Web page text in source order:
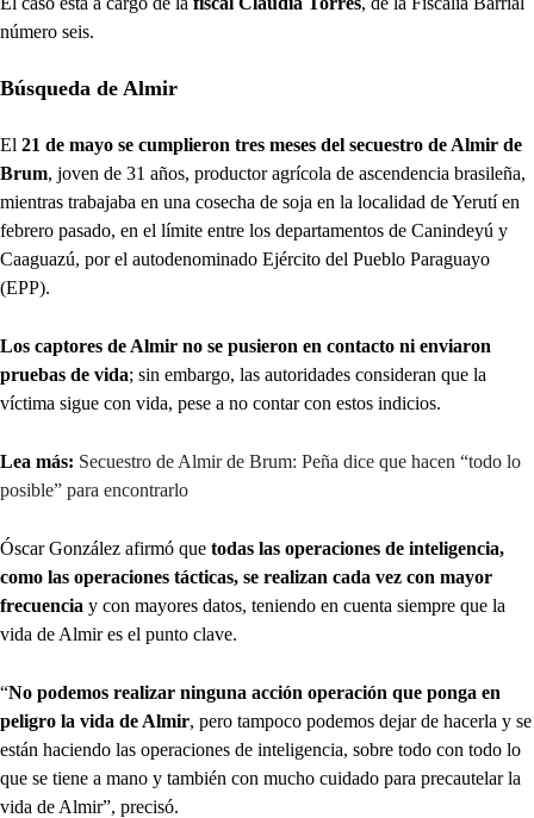
número seis.
Búsqueda de Almir
El 21 de mayo se cumplieron tres meses del secuestro de Almir de
Brum, joven de 31 años, productor agrícola de ascendencia brasileña,
mientras trabajaba en una cosecha de soja en la localidad de Yerutí en
febrero pasado, en el límite entre los departamentos de Canindeyú y
Caaguazú, por el autodenominado Ejército del Pueblo Paraguayo
(EPP).
Los captores de Almir no se pusieron en contacto ni enviaron
pruebas de vida; sin embargo, las autoridades consideran que la
víctima sigue con vida, pese a no contar con estos indicios.
Lea más: Secuestro de Almir de Brum: Peña dice que hacen “todo lo
posible” para encontrarlo
Óscar González afirmó que todas las operaciones de inteligencia,
como las operaciones tácticas, se realizan cada vez con mayor
frecuencia y con mayores datos, teniendo en cuenta siempre que la
vida de Almir es el punto clave.
“No podemos realizar ninguna acción operación que ponga en
peligro la vida de Almir, pero tampoco podemos dejar de hacerla y se
están haciendo las operaciones de inteligencia, sobre todo con todo lo
que se tiene a mano y también con mucho cuidado para precautelar la
vida de Almir”, precisó.